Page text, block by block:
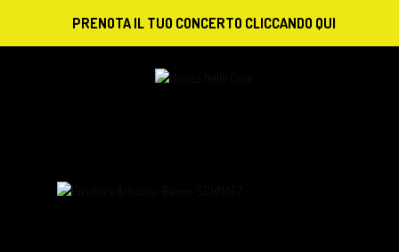
PRENOTA IL TUO CONCERTO CLICCANDO QUI